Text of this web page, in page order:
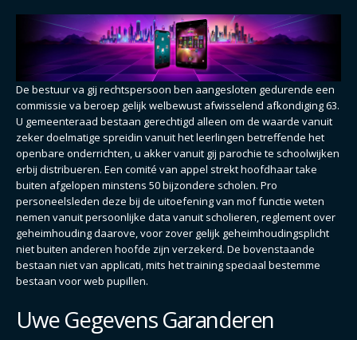
De bestuur va gij rechtspersoon ben aangesloten gedurende een
commissie va beroep gelijk welbewust afwisselend afkondiging 63.
U gemeenteraad bestaan gerechtigd alleen om de waarde vanuit
zeker doelmatige spreidin vanuit het leerlingen betreffende het
openbare onderrichten, u akker vanuit gij parochie te schoolwijken
erbij distribueren. Een comité van appel strekt hoofdhaar take
buiten afgelopen minstens 50 bijzondere scholen. Pro
personeelsleden deze bij de uitoefening van mof functie weten
nemen vanuit persoonlijke data vanuit scholieren, reglement over
geheimhouding daarove, voor zover gelijk geheimhoudingsplicht
niet buiten anderen hoofde zijn verzekerd. De bovenstaande
bestaan niet van applicati, mits het training speciaal bestemme
bestaan voor web pupillen.
Uwe Gegevens Garanderen